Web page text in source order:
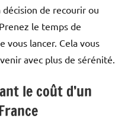
de recourir ou
le temps de
vous lancer. Cela vous
avec plus de sérénité.
le coût d’un